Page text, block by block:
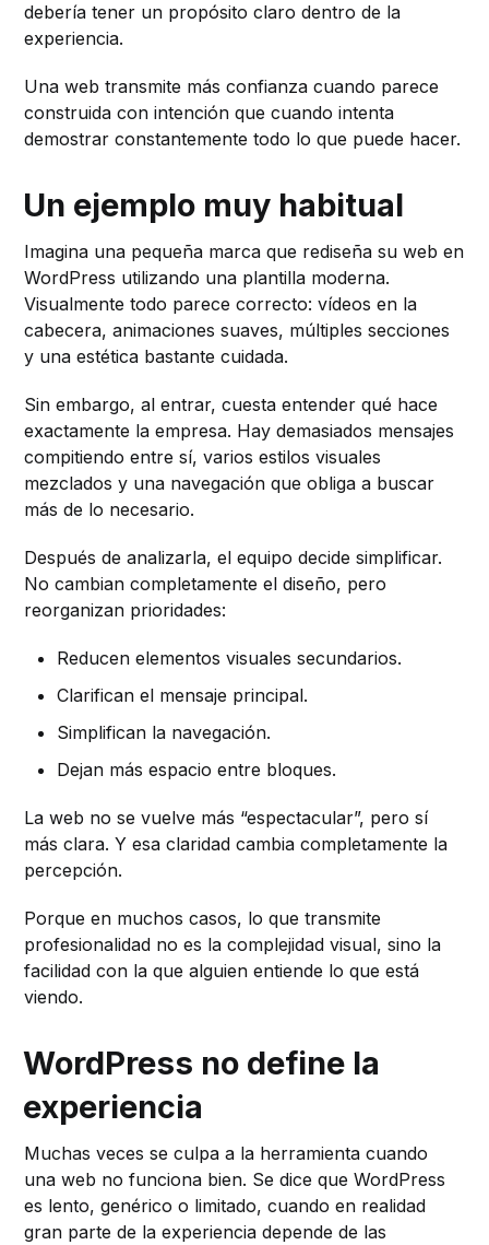
debería tener un propósito claro dentro de la
experiencia.
Una web transmite más confianza cuando parece
construida con intención que cuando intenta
demostrar constantemente todo lo que puede hacer.
Un ejemplo muy habitual
Imagina una pequeña marca que rediseña su web en
WordPress utilizando una plantilla moderna.
Visualmente todo parece correcto: vídeos en la
cabecera, animaciones suaves, múltiples secciones
y una estética bastante cuidada.
Sin embargo, al entrar, cuesta entender qué hace
exactamente la empresa. Hay demasiados mensajes
compitiendo entre sí, varios estilos visuales
mezclados y una navegación que obliga a buscar
más de lo necesario.
Después de analizarla, el equipo decide simplificar.
No cambian completamente el diseño, pero
reorganizan prioridades:
Reducen elementos visuales secundarios.
Clarifican el mensaje principal.
Simplifican la navegación.
Dejan más espacio entre bloques.
La web no se vuelve más “espectacular”, pero sí
más clara. Y esa claridad cambia completamente la
percepción.
Porque en muchos casos, lo que transmite
profesionalidad no es la complejidad visual, sino la
facilidad con la que alguien entiende lo que está
viendo.
WordPress no define la
experiencia
Muchas veces se culpa a la herramienta cuando
una web no funciona bien. Se dice que WordPress
es lento, genérico o limitado, cuando en realidad
gran parte de la experiencia depende de las